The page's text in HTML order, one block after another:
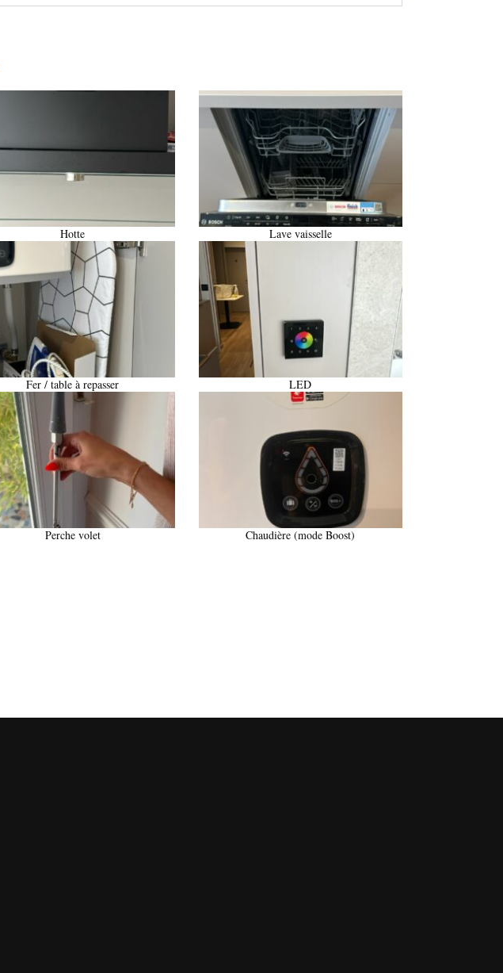
Hotte Lave vaisselle
Fer / table à repasser LED
Perche volet Chaudière (mode Boost)